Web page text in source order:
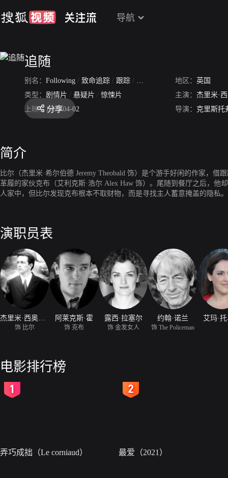
导航
追随
别名： Following / 致命追踪 / 跟踪 / 尾随 地区： 英国
类型： 剧情片 / 悬疑片 / 惊悚片 主演： 杰里米·
上映： 1999-04-02 导演： 克里斯托
分享
简介
比尔（杰里米·希尔伯德 Jeremy Theobald 饰）是个游手好闲的作家，
革履的家伙克布（艾利克斯·浩尔 Alex Haw 饰）。尾随到餐厅之后，
人家中，但比尔发现克布根本不取财物，而是寻找主人蓄意掩盖的隐私
演职员表
饰 比尔
阿莱克斯·霍
饰 克布
露西·拉塞尔
饰 金发女人
约翰·诺兰
饰 The Policeman
艾玛·
电影排行榜
弄巧成拙（Le corniaud） 最爱（2021）